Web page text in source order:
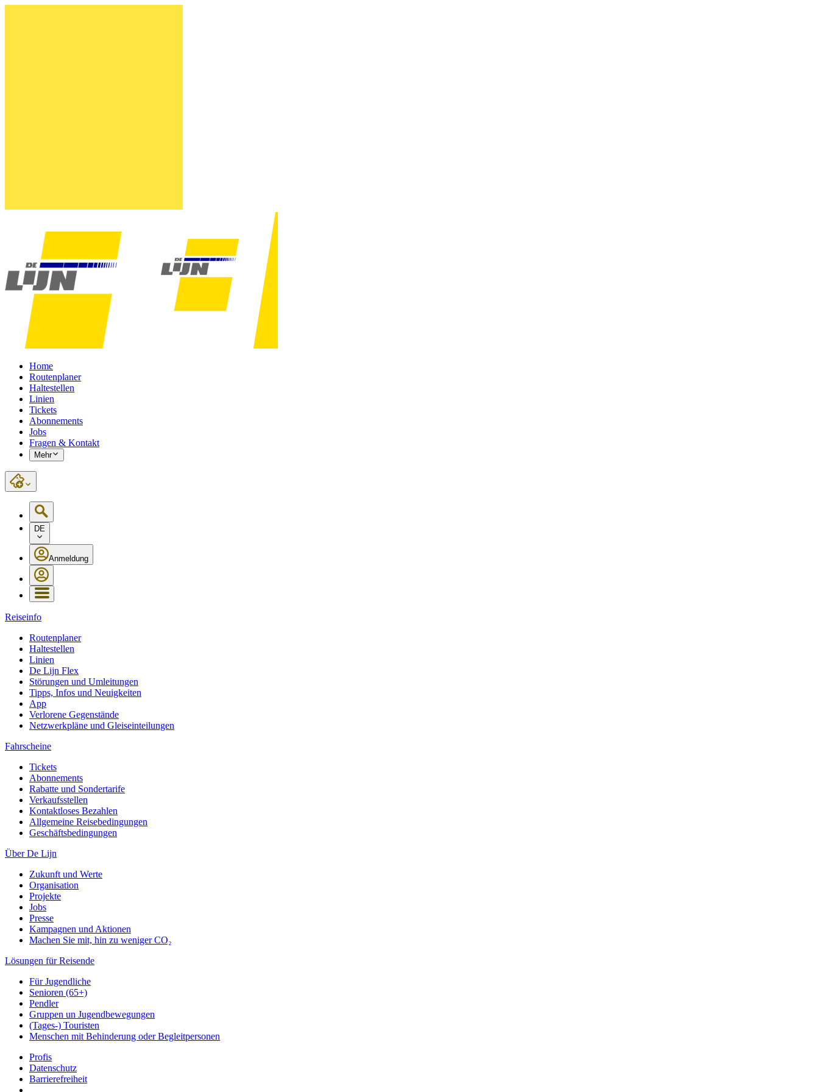
Home
Routenplaner
Haltestellen
Linien
Tickets
Abonnements
Jobs
Fragen & Kontakt
Mehr
DE
Anmeldung
Reiseinfo
Routenplaner
Haltestellen
Linien
De Lijn Flex
Störungen und Umleitungen
Tipps, Infos und Neuigkeiten
App
Verlorene Gegenstände
Netzwerkpläne und Gleiseinteilungen
Fahrscheine
Tickets
Abonnements
Rabatte und Sondertarife
Verkaufsstellen
Kontaktloses Bezahlen
Allgemeine Reisebedingungen
Geschäftsbedingungen
Über De Lijn
Zukunft und Werte
Organisation
Projekte
Jobs
Presse
Kampagnen und Aktionen
Machen Sie mit, hin zu weniger CO₂
Lösungen für Reisende
Für Jugendliche
Senioren (65+)
Pendler
Gruppen un Jugendbewegungen
(Tages-) Touristen
Menschen mit Behinderung oder Begleitpersonen
Profis
Datenschutz
Barrierefreiheit